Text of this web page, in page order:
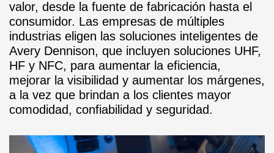
valor, desde la fuente de fabricación hasta el
consumidor. Las empresas de múltiples
industrias eligen las soluciones inteligentes de
Avery Dennison, que incluyen soluciones UHF,
HF y NFC, para aumentar la eficiencia,
mejorar la visibilidad y aumentar los márgenes,
a la vez que brindan a los clientes mayor
comodidad, confiabilidad y seguridad.